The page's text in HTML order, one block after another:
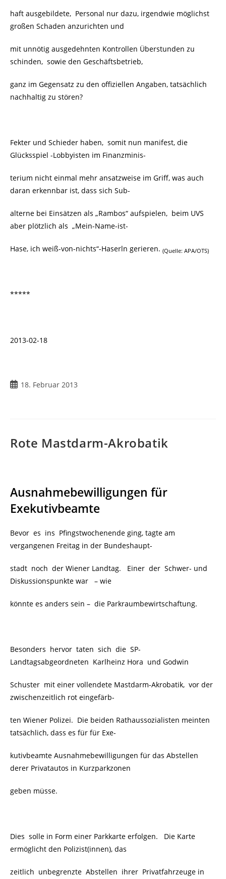
haft ausgebildete, Personal nur dazu, irgendwie möglichst
großen Schaden anzurichten und
mit unnötig ausgedehnten Kontrollen Überstunden zu
schinden, sowie den Geschäftsbetrieb,
ganz im Gegensatz zu den offiziellen Angaben, tatsächlich
nachhaltig zu stören?
Fekter und Schieder haben, somit nun manifest, die
Glücksspiel -Lobbyisten im Finanzminis-
terium nicht einmal mehr ansatzweise im Griff, was auch
daran erkennbar ist, dass sich Sub-
alterne bei Einsätzen als „Rambos“ aufspielen, beim UVS
aber plötzlich als „Mein-Name-ist-
Hase, ich weiß-von-nichts“-Haserln gerieren. (Quelle: APA/OTS)
*****
2013-02-18
18. Februar 2013
Rote Mastdarm-Akrobatik
Ausnahmebewilligungen für
Exekutivbeamte
Bevor es ins Pfingstwochenende ging, tagte am
vergangenen Freitag in der Bundeshaupt-
stadt noch der Wiener Landtag. Einer der Schwer- und
Diskussionspunkte war
– wie
könnte es anders sein – die Parkraumbewirtschaftung.
Besonders hervor taten sich die SP-
Landtagsabgeordneten Karlheinz Hora und Godwin
Schuster mit einer vollendete Mastdarm-Akrobatik, vor der
zwischenzeitlich rot eingefärb-
ten Wiener Polizei. Die beiden Rathaussozialisten meinten
tatsächlich, dass es für für Exe-
kutivbeamte Ausnahmebewilligungen für das Abstellen
derer Privatautos in Kurzparkzonen
geben müsse.
Dies solle in Form einer Parkkarte erfolgen. Die Karte
ermöglicht den Polizist(innen), das
zeitlich unbegrenzte Abstellen ihrer Privatfahrzeuge in